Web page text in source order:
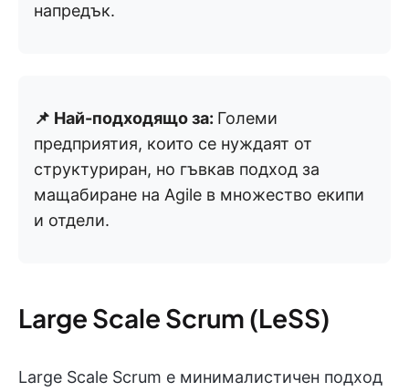
напредък.
📌 Най-подходящо за: Големи
предприятия, които се нуждаят от
структуриран, но гъвкав подход за
мащабиране на Agile в множество екипи
и отдели.
Large Scale Scrum (LeSS)
Large Scale Scrum е минималистичен подход